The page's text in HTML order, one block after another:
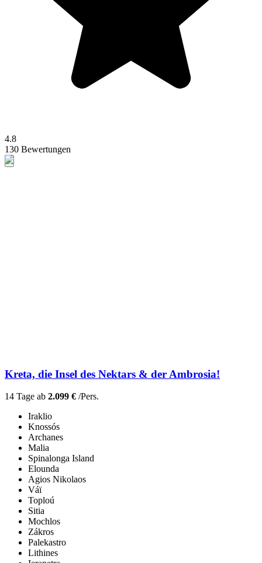
4.8
130 Bewertungen
Kreta, die Insel des Nektars & der Ambrosia!
14 Tage ab 2.099 € /Pers.
Iraklio
Knossós
Archanes
Malia
Spinalonga Island
Elounda
Agios Nikolaos
Váï
Toploú
Sitia
Mochlos
Zákros
Palekastro
Lithines